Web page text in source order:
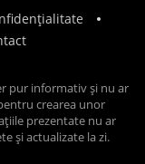
pur informativ și nu ar
crearea unor
prezentate nu ar
și actualizate la zi.